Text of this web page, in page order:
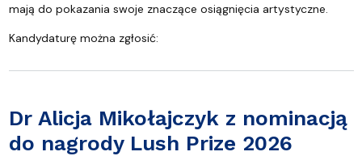
mają do pokazania swoje znaczące osiągnięcia artystyczne.
Kandydaturę można zgłosić:
Dr Alicja Mikołajczyk z nominacją
do nagrody Lush Prize 2026